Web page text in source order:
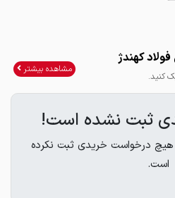
کهندژ
کنید.
مشاهده بیشتر
ثبت نشده است!
هیچ درخواست خریدی ثبت نکرده
است.